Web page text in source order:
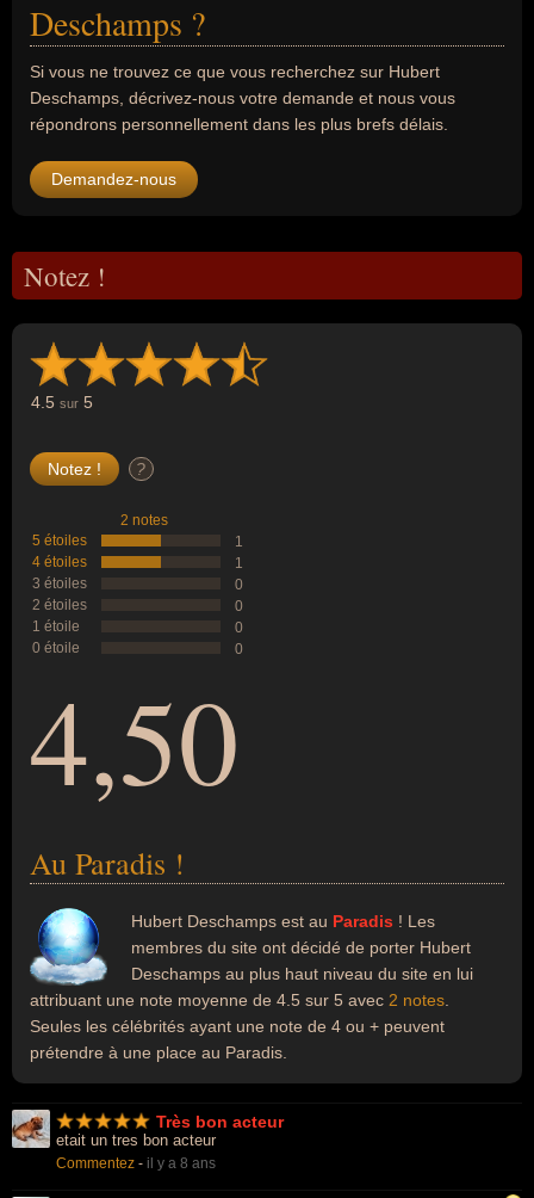
Deschamps ?
Si vous ne trouvez ce que vous recherchez sur Hubert
Deschamps, décrivez-nous votre demande et nous vous
répondrons personnellement dans les plus brefs délais.
Demandez-nous
Notez !
4.5 sur 5
?
2 notes
5 étoiles
1
4 étoiles
1
3 étoiles
0
2 étoiles
0
1 étoile
0
0 étoile
0
4,50
Au Paradis !
Hubert Deschamps est au Paradis ! Les
membres du site ont décidé de porter Hubert
Deschamps au plus haut niveau du site en lui
attribuant une note moyenne de 4.5 sur 5 avec 2 notes
Seules les célébrités ayant une note de 4 ou + peuvent
prétendre à une place au Paradis.
Très bon acteur
etait un tres bon acteur
Commentez - il y a 8 ans